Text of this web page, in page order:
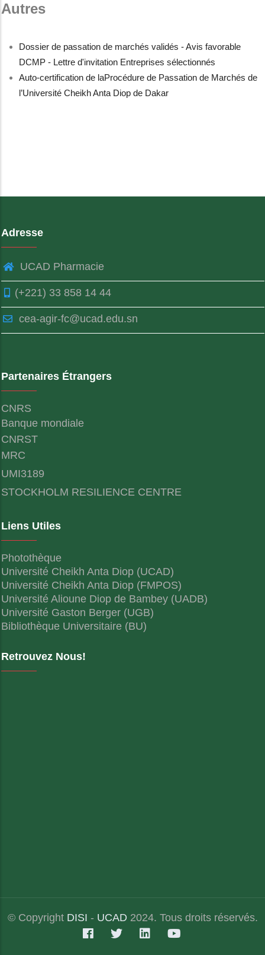
Autres
Dossier de passation de marchés validés - Avis favorable
DCMP - Lettre d'invitation Entreprises sélectionnés
Auto-certification de laProcédure de Passation de Marchés de
l’Université Cheikh Anta Diop de Dakar
Adresse
UCAD Pharmacie
(+221) 33 858 14 44
cea-agir-fc@ucad.edu.sn
Partenaires Étrangers
CNRS
Banque mondiale
CNRST
MRC
UMI3189
STOCKHOLM RESILIENCE CENTRE
Liens Utiles
Photothèque
Université Cheikh Anta Diop (UCAD)
Université Cheikh Anta Diop (FMPOS)
Université Alioune Diop de Bambey (UADB)
Université Gaston Berger (UGB)
Bibliothèque Universitaire (BU)
Retrouvez Nous!
© Copyright DISI - UCAD 2024. Tous droits réservés.